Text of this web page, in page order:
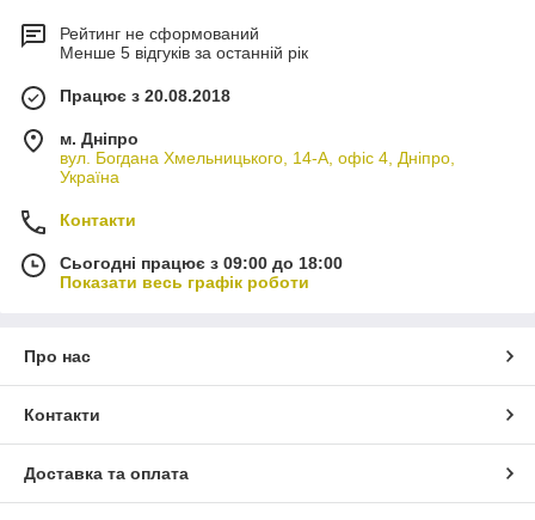
Рейтинг не сформований
Менше 5 відгуків за останній рік
Працює з 20.08.2018
м. Дніпро
вул. Богдана Хмельницького, 14-А, офіс 4, Дніпро,
Україна
Контакти
Сьогодні працює з 09:00 до 18:00
Показати весь графік роботи
Про нас
Контакти
Доставка та оплата